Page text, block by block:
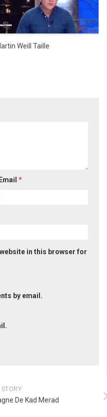
Weill Taille
Email*
in this browser for
by email.
STORY
De Kad Merad